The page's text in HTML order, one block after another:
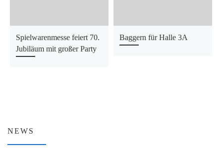
Spielwarenmesse feiert 70.
Jubiläum mit großer Party
Baggern für Halle 3A
NEWS